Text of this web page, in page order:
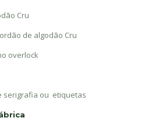
Cru
de algodão Cru
overlock
serigrafia ou etiquetas